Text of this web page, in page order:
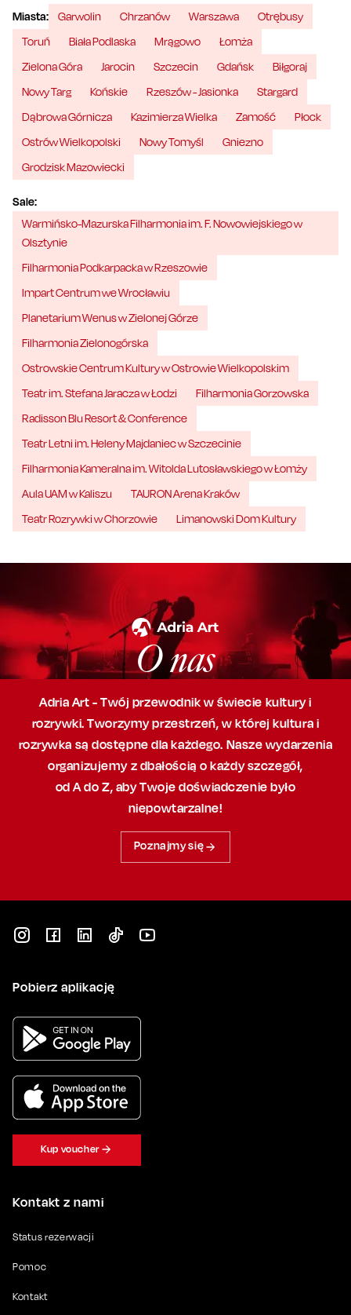
Miasta: Garwolin Chrzanów Warszawa
Otrębusy
Toruń
Biała Podlaska Mrągowo
Łomża
Zielona Góra
Jarocin Szczecin Gdańsk
Biłgoraj
Nowy Targ
Końskie Rzeszów - Jasionka
Stargard
Dąbrowa Górnicza
Kazimierza Wielka Zamość
Płock
Ostrów Wielkopolski
Nowy Tomyśl
Gniezno
Grodzisk Mazowiecki
Sale:
Warmińsko-Mazurska Filharmonia im. F. Nowowiejskiego w
Olsztynie
Filharmonia Podkarpacka w Rzeszowie
Impart Centrum we Wrocławiu
Planetarium Wenus w Zielonej Górze
Filharmonia Zielonogórska
Ostrowskie Centrum Kultury w Ostrowie Wielkopolskim
Teatr im. Stefana Jaracza w Łodzi
Filharmonia Gorzowska
Radisson Blu Resort & Conference
Teatr Letni im. Heleny Majdaniec w Szczecinie
Filharmonia Kameralna im. Witolda Lutosławskiego w Łomży
Aula UAM w Kaliszu
TAURON Arena Kraków
Teatr Rozrywki w Chorzowie
Limanowski Dom Kultury
O nas
Adria Art - Twój przewodnik w świecie kultury i
rozrywki. Tworzymy przestrzeń,w której kultura i
rozrywka są dostępne dla każdego. Nasze wydarzenia
organizujemy z dbałością o każdy szczegół,
od A do Z, abyTwoje doświadczenie było
niepowtarzalne!
Poznajmy się
Kontakt z nami
Status rezerwacji
Pomoc
Kontakt
Pobierz aplikację
Kup voucher